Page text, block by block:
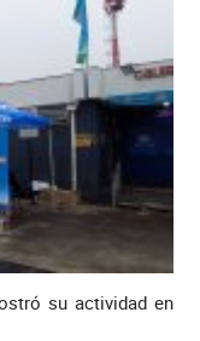
su actividad en